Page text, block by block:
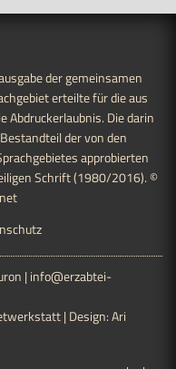
der gemeinsamen
erteilte für die aus
Abdruckerlaubnis. Die darin
der von den
approbierten
Schrift (1980/2016). ©
| info@erzabtei-
| Design:Ari